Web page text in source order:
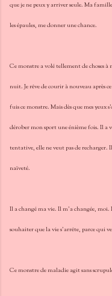
que je ne peux y arriver seule. Ma
les épaules, me donner une chance.
Ce monstre a volé tellement de choses
nuit. Je rêve de courir à nouveau après
fuis ce monstre. Mais dès que mes
dérober mon sport une énième fois. Il a
tentative, elle ne veut pas de recharger.
naïveté.
Il a changé ma vie. Il m'a changée,
souhaiter que la vie s'arrête, parce qui
Ce monstre de maladie agit sans